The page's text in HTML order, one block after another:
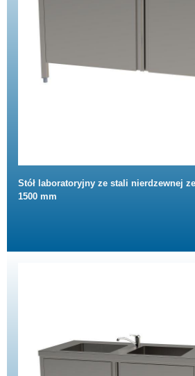
Stół laboratoryjny ze stali nierdzewnej
1500 mm